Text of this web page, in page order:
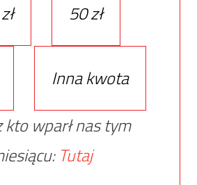
50 zł
Inna kwota
kto wparł nas tym
Tutaj